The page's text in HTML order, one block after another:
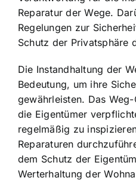
Reparatur der Wege.
Regelungen zur
Schutz der Privatsphäre
Die Instandhaltung der
Bedeutung, um ihre
gewährleisten. Das
die Eigentümer
regelmäßig zu
Reparaturen
dem Schutz der
Werterhaltung der